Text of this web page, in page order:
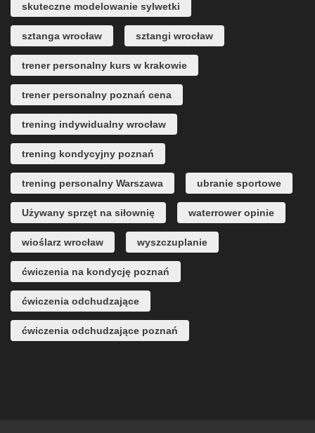
skuteczne modelowanie sylwetki
sztanga wrocław sztangi wrocław
trener personalny kurs w krakowie
trener personalny poznań cena
trening indywidualny wrocław
trening kondycyjny poznań
trening personalny Warszawa ubranie sportowe
Używany sprzęt na siłownię waterrower opinie
wioślarz wrocław wyszczuplanie
ćwiczenia na kondycję poznań
ćwiczenia odchudzające
ćwiczenia odchudzające poznań